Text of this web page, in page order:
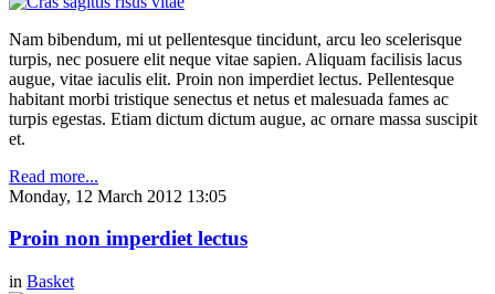
Nam bibendum, mi ut pellentesque tincidunt, arcu leo scelerisque
turpis, nec posuere elit neque vitae sapien. Aliquam facilisis lacus
augue, vitae iaculis elit. Proin non imperdiet lectus. Pellentesque
habitant morbi tristique senectus et netus et malesuada fames ac
turpis egestas. Etiam dictum dictum augue, ac ornare massa suscipit
et.
Read more...
Monday, 12 March 2012 13:05
Proin non imperdiet lectus
in Basket